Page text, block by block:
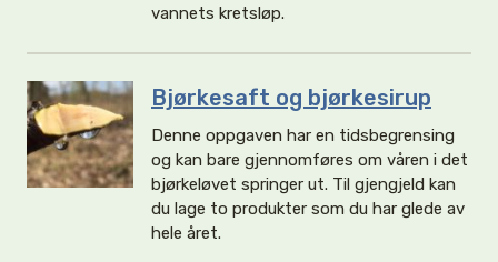
vannets kretsløp.
Bjørkesaft og bjørkesirup
Denne oppgaven har en tidsbegrensing
og kan bare gjennomføres om våren i det
bjørkeløvet springer ut. Til gjengjeld kan
du lage to produkter som du har glede av
hele året.